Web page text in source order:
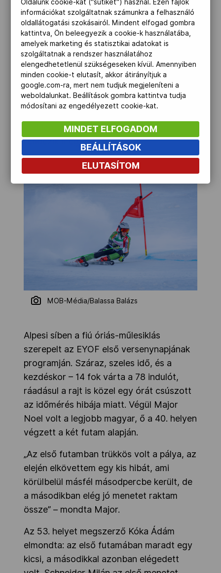
a 2000 méteres vegyesváltó első futama,
amelyben a mieink elsőként jutottak
tovább a csoportjukból, és ezt még
megfejelték egy EYOF-rekord idővel
(érdekesség, hogy az előző rekordot is a
magyar csapat tartotta, 2023-ban érte el
Pontebbában).
kedden, a döntőt pedig szombaton
rendezik meg.
MOB-Média/Balassa Balázs
Alpesi síben a fiú óriás-műlesiklás
szerepelt az EYOF első versenynapjának
programján. Száraz, szeles idő, és a
kezdéskor – 14 fok várta a 78 indulót,
ráadásul a rajt is közel egy órát csúszott
az időmérés hibája miatt. Végül Major
Noel volt a legjobb magyar, ő a 40. helyen
végzett a két futam alapján.
„Az első futamban trükkös volt a pálya, az
elején elkövettem egy kis hibát, ami
körülbelül másfél másodpercbe került, de
a másodikban elég jó menetet raktam
össze” – mondta Major.
Az 53. helyet megszerző Kóka Ádám
elmondta: az első futamában maradt egy
kicsi, a másodikkal azonban elégedett
Oldalunk cookie-kat ("sütiket") használ. Ezen fájlok
információkat szolgáltatnak számunkra a felhasználó
oldallátogatási szokásairól. Mindent elfogad gombra
kattintva, Ön beleegyezik a cookie-k használatába,
amelyek marketing és statisztikai adatokat is
szolgáltatnak a rendszer használatához
elengedhetetlenül szükségeseken kívül. Amennyiben
minden cookie-t elutasít, akkor átirányítjuk a
google.com-ra, mert nem tudjuk megjeleníteni a
weboldalunkat. Beállítások gombra kattintva tudja
módosítani az engedélyezett cookie-kat.
MINDET ELFOGADOM
BEÁLLÍTÁSOK
ELUTASÍTOM